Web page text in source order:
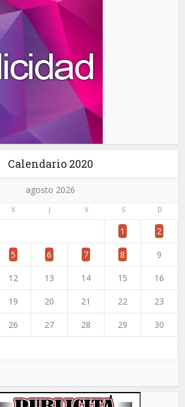
Calendario 2020
agosto 2026
X J V S D
1 2
5 6 7 8 9
12 13 14 15 16
19 20 21 22 23
26 27 28 29 30